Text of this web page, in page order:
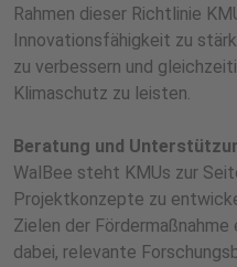
Rahmen dieser Richtlinie
Innovationsfähigkeit zu
zu verbessern und
Klimaschutz zu leisten.
Beratung und
WalBee steht KMUs zur
Projektkonzepte zu
Zielen der
dabei, relevante